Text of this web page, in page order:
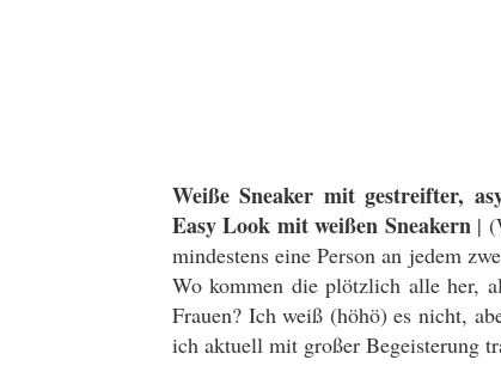
Weiße Sneaker mit gestreifter,
Easy Look mit weißen Sneakern|
mindestens eine Person an jedem
Wo kommen die plötzlich alle her,
Frauen? Ich weiß (höhö) es nicht,
ich aktuell mit großer Begeisterung